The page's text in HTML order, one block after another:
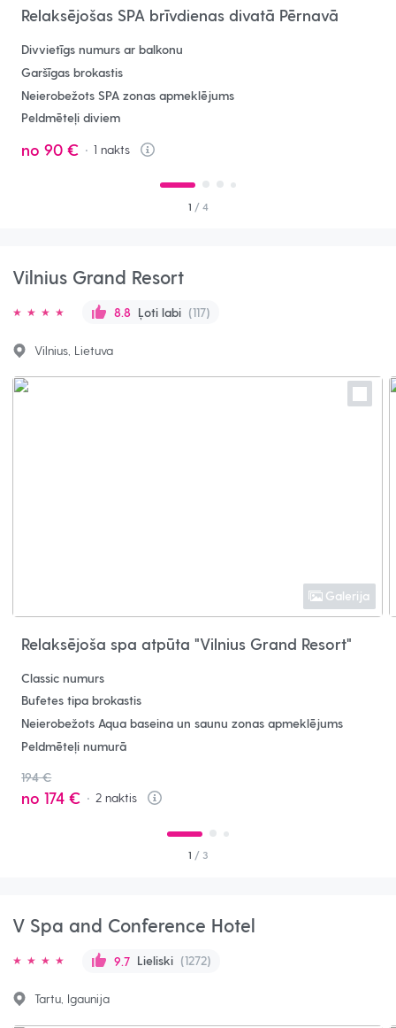
Relaksējošas SPA brīvdienas divatā Pērnavā
Divvietīgs numurs ar balkonu
Garšīgas brokastis
Neierobežots SPA zonas apmeklējums
Peldmēteļi diviem
no 90 € 1nakts
Info
1 / 4
Vilnius Grand Resort
8.8 Ļoti labi (117)
Vilnius, Lietuva
Galerija
Relaksējoša spa atpūta "Vilnius Grand Resort"
Classic numurs
Bufetes tipa brokastis
Neierobežots Aqua baseina un saunu zonas apmeklējums
Peldmēteļi numurā
194 €
no 174 € 2naktis
Info
1 / 3
V Spa and Conference Hotel
9.7 Lieliski (1272)
Tartu, Igaunija